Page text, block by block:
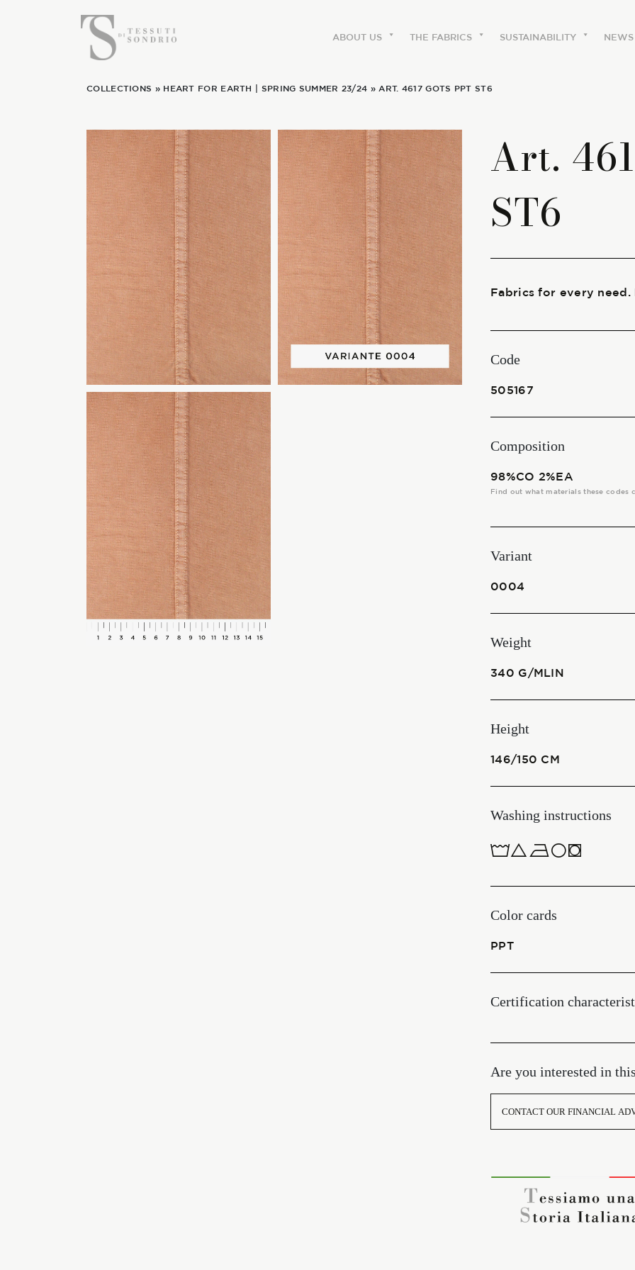
ABOUT US THE FABRICS SUSTAINABILITY NEWS
COLLECTIONS » HEART FOR EARTH SPRING SUMMER 23/24 » ART. 4617 GOTS PPT ST6
Art.
ST6
Fabrics for every need.
Code
505167
Composition
98%CO 2%EA
Find out what materials these codes
Variant
0004
Weight
340 G/MLIN
Height
146/150 CM
Washing instructions
1ucQJ
Color cards
PPT
Certification
Are you interested in
CONTACT OUR FINANCIAL
ENGLISH
ABOUT US
The labels
Our history
Work with us
Share our fabrics
THE FABRICS
The season Fall/Winter
The season Spring/Summer
The characteristics
SUSTAINABILITY
Heart for Earth
UpCycle